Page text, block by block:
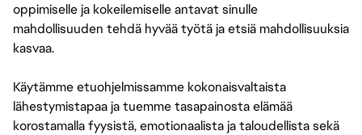
oppimiselle ja kokeilemiselle antavat sinulle
mahdollisuuden tehdä hyvää työtä ja etsiä mahdollisuuksia
kasvaa.
Käytämme etuohjelmissamme kokonaisvaltaista
lähestymistapaa ja tuemme tasapainosta elämää
korostamalla fyysistä, emotionaalista ja taloudellista sekä